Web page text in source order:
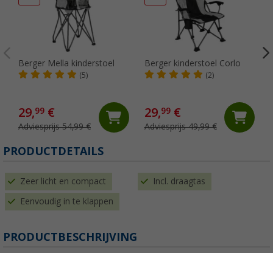
Berger Mella kinderstoel
(5)
29,99 €
Adviesprijs 54,99 €
Berger kinderstoel Corlo
(2)
29,99€
Adviesprijs 49,99 €
PRODUCTDETAILS
Zeer licht en compact Incl. draagtas
Eenvoudig in te klappen
PRODUCTBESCHRIJVING